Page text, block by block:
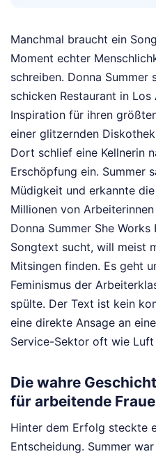
Manchmal braucht ein
Moment echter
schreiben. Donna Summer
schicken Restaurant in
Inspiration für ihren
einer glitzernden
Dort schlief eine Kellnerin
Erschöpfung ein. Summer
Müdigkeit und erkannte
Millionen von
Donna Summer She
Songtext sucht, will meist
Mitsingen finden. Es geht
Feminismus der
spülte. Der Text ist kein
eine direkte Ansage an
Service-Sektor oft wie Luft
Die wahre
für arbeitende
Hinter dem Erfolg steckte
Entscheidung. Summer